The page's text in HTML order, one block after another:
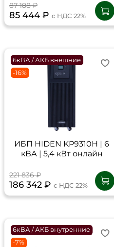
87 188 ₽
85 444 ₽ с НДС 22%
6кВА / АКБ внешние
-16%
ИБП HIDEN KP9310H | 6
кВА | 5,4 кВт онлайн
221 836 ₽
186 342 ₽ с НДС 22%
6кВА / АКБ внутренние
-7%